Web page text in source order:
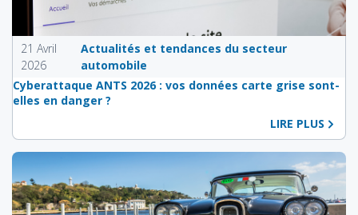
21 Avril
2026
Actualités et tendances du secteur
automobile
Cyberattaque ANTS 2026 : vos données carte grise sont-
elles en danger ?
LIRE PLUS